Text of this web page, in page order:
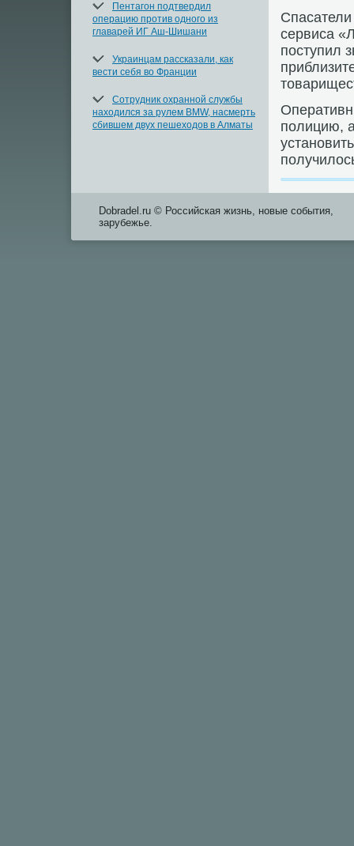
Пентагон подтвердил
операцию против одного из
главарей ИГ Аш-Шишани
Украинцам рассказали, как
вести себя во Франции
Сотрудник охранной службы
находился за рулем BMW, насмерть
сбившем двух пешеходов в Алматы
сервиса
поступил
полицию,
Dobradel.ru © Российская жизнь, новые события,
зарубежье.